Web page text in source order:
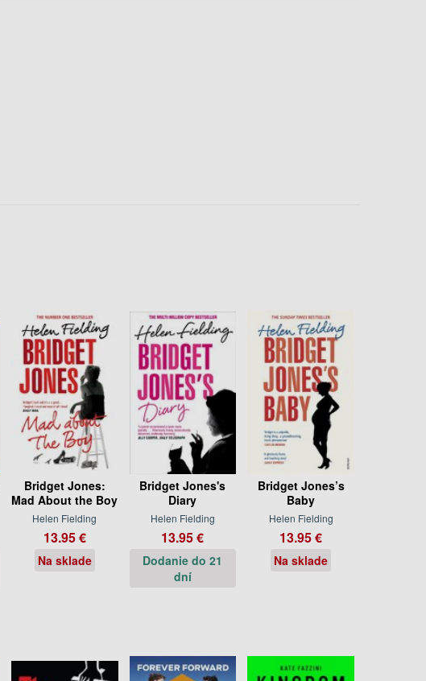
Bridget Jones:
Mad About the Boy
Helen Fielding
13.95 €
Na sklade
Bridget Jones's
Diary
Helen Fielding
13.95 €
Dodanie do 21
dní
Bridget Jones’s
Baby
Helen Fielding
13.95 €
Na sklade